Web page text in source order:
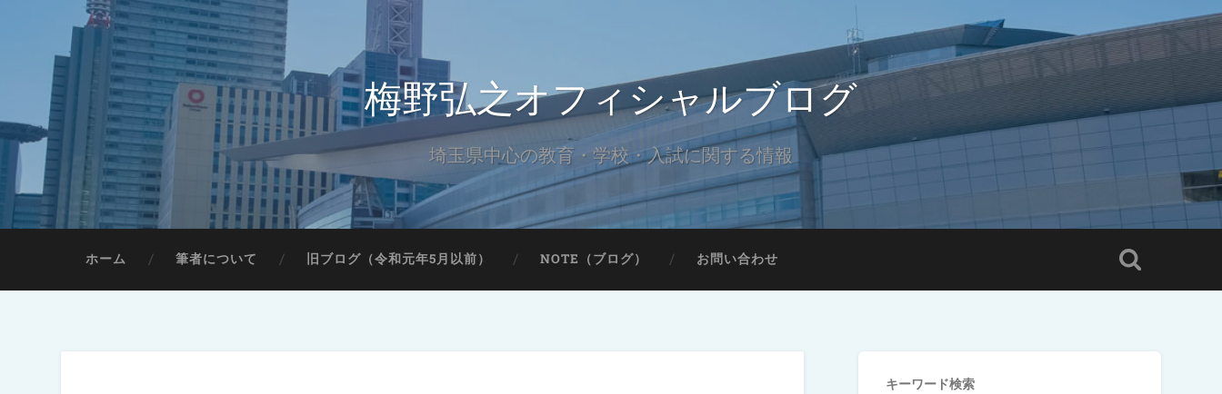
梅野弘之オフィシャルブログ
埼玉県中心の教育・学校・入試に関する情報
ホーム 筆者について 旧ブログ（令和元年5月以前） NOTE（ブログ） お問い合わせ
キーワード検索